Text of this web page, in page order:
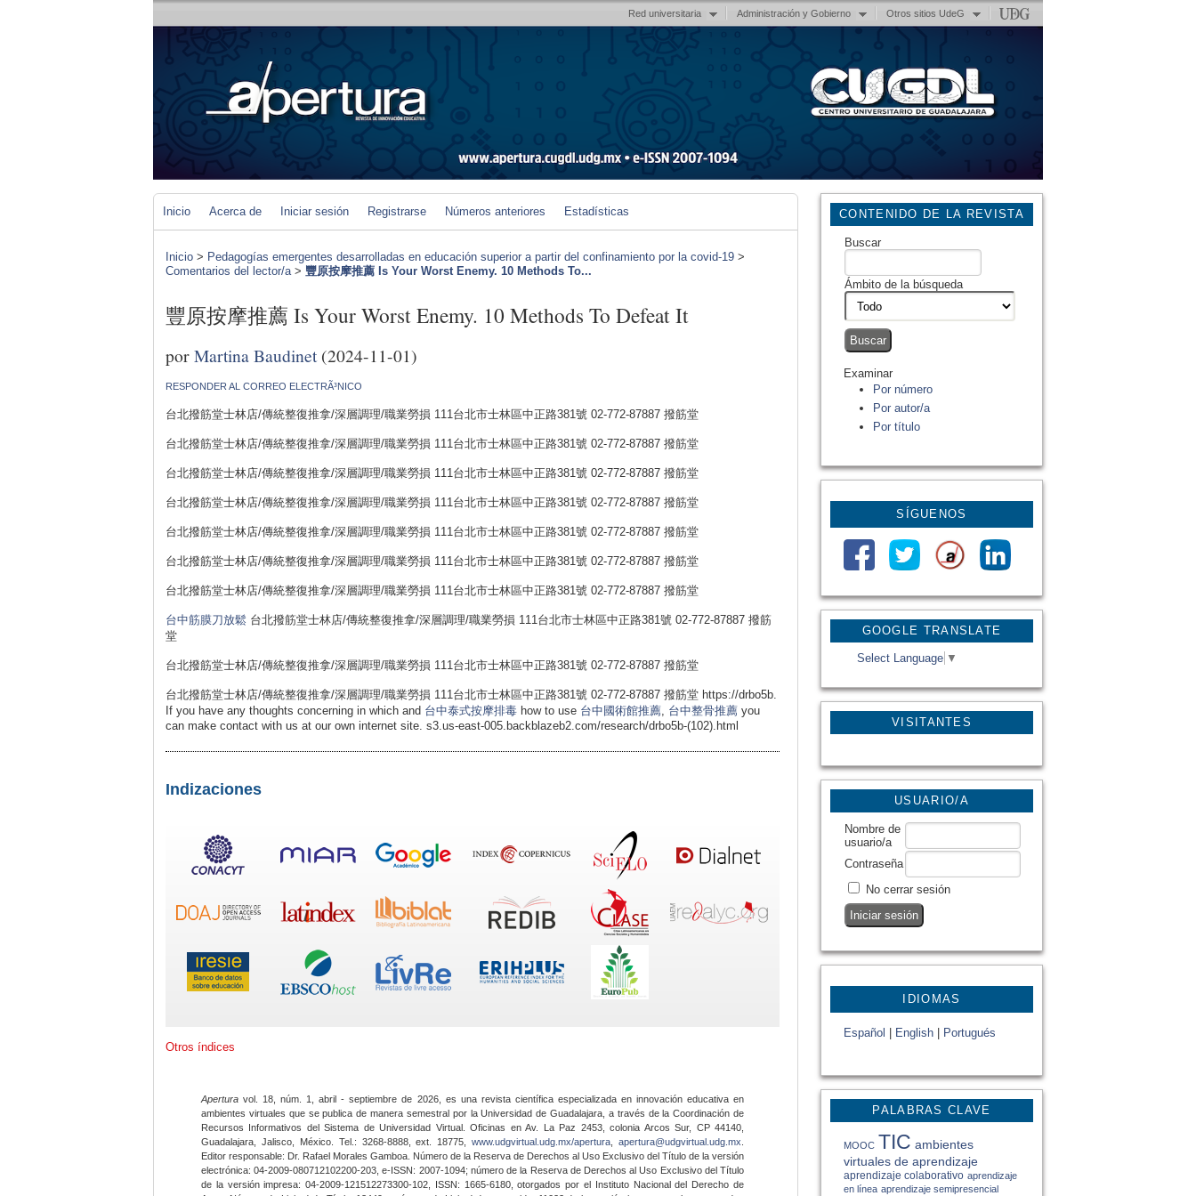
Red universitaria Administración y Gobierno Otros sitios UdeG
GOOGLE TRANSLATE
Select Language ▼
VISITANTES
CONTENIDO DE LA REVISTA
Buscar
Ámbito de la búsqueda
Examinar
Por número
Por autor/a
Por título
SÍGUENOS
USUARIO/A
Nombre de
usuario/a
Contraseña
No cerrar sesión
IDIOMAS
Español English Portugués
PALABRAS CLAVE
MOOC TIC ambientes
virtuales de aprendizaje
aprendizaje colaborativo aprendizaje
en línea aprendizaje semipresencial
Inicio Acerca de Iniciar sesión Registrarse Números anteriores Estadísticas
Inicio > Pedagogías emergentes desarrolladas en educación superior a partir del confinamiento por la covid-19 >
Comentarios del lector/a> 豐原按摩推薦 Is Your Worst Enemy. 10 Methods To...
豐原按摩推薦 Is Your Worst Enemy. 10 Methods To Defeat It
porMartina Baudinet(2024-11-01)
RESPONDER AL CORREO ELECTRÃ³NICO
台北撥筋堂士林店/傳統整復推拿/深層調理/職業勞損 111台北市士林區中正路381號 02-772-87887 撥筋堂
台北撥筋堂士林店/傳統整復推拿/深層調理/職業勞損 111台北市士林區中正路381號 02-772-87887 撥筋堂
台北撥筋堂士林店/傳統整復推拿/深層調理/職業勞損 111台北市士林區中正路381號 02-772-87887 撥筋堂
台北撥筋堂士林店/傳統整復推拿/深層調理/職業勞損 111台北市士林區中正路381號 02-772-87887 撥筋堂
台北撥筋堂士林店/傳統整復推拿/深層調理/職業勞損 111台北市士林區中正路381號 02-772-87887 撥筋堂
台北撥筋堂士林店/傳統整復推拿/深層調理/職業勞損 111台北市士林區中正路381號 02-772-87887 撥筋堂
台北撥筋堂士林店/傳統整復推拿/深層調理/職業勞損 111台北市士林區中正路381號 02-772-87887 撥筋堂
台中筋膜刀放鬆 台北撥筋堂士林店/傳統整復推拿/深層調理/職業勞損 111台北市士林區中正路381號 02-772-87887 撥筋
堂
台北撥筋堂士林店/傳統整復推拿/深層調理/職業勞損 111台北市士林區中正路381號 02-772-87887 撥筋堂
台北撥筋堂士林店/傳統整復推拿/深層調理/職業勞損 111台北市士林區中正路381號 02-772-87887 撥筋堂 https://drbo5b.
If you have any thoughts concerning in which and 台中泰式按摩排毒 how to use 台中國術館推薦 台中整骨推薦 you
can make contact with us at our own internet site. s3.us-east-005.backblazeb2.com/research/drbo5b-(102).html
Indizaciones
Otros índices
Apertura vol. 18, núm. 1, abril - septiembre de 2026, es una revista científica especializada en innovación educativa en
ambientes virtuales que se publica de manera semestral por la Universidad de Guadalajara, a través de la Coordinación de
Recursos Informativos del Sistema de Universidad Virtual. Oficinas en Av. La Paz 2453, colonia Arcos Sur, CP 44140,
Guadalajara, Jalisco, México. Tel.: 3268-8888, ext. 18775,www.udgvirtual.udg.mx/apertura apertura@udgvirtual.udg.mx
Editor responsable: Dr. Rafael Morales Gamboa. Número de la Reserva de Derechos al Uso Exclusivo del Título de la versión
electrónica: 04-2009-080712102200-203, e-ISSN: 2007-1094; número de la Reserva de Derechos al Uso Exclusivo del Título
de la versión impresa: 04-2009-121512273300-102, ISSN: 1665-6180, otorgados por el Instituto Nacional del Derecho de